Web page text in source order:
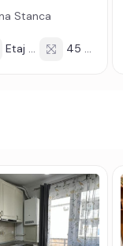
Stanca
Etaj 7/9 45 mp